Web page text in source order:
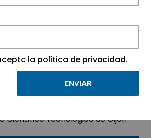
TECNOLOGÍA,
Científico Tecnológico de Gijón
la política de privacidad.